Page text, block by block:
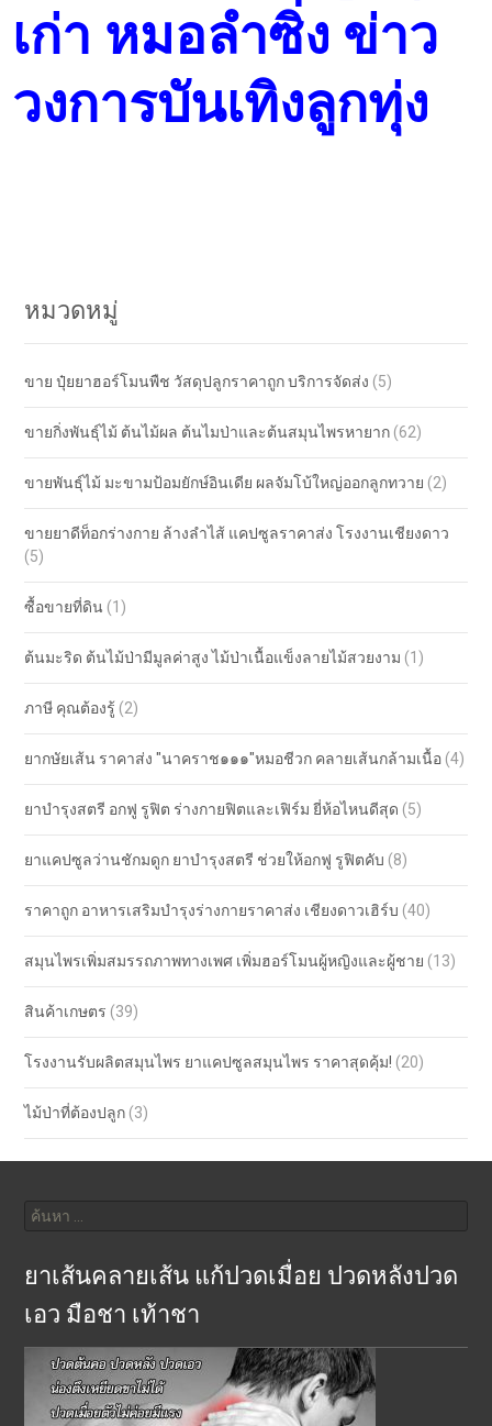
เก่า หมอลำซิ่ง ข่าว
วงการบันเทิงลูกทุ่ง
หมวดหมู่
ขาย ปุ๋ยยาฮอร์โมนพืช วัสดุปลูกราคาถูก บริการจัดส่ง (5)
ขายกิ่งพันธุ์ไม้ ต้นไม้ผล ต้นไมป่าและต้นสมุนไพรหายาก (62)
ขายพันธุ์ไม้ มะขามป้อมยักษ์อินเดีย ผลจัมโบ้ใหญ่ออกลูกทวาย (2)
ขายยาดีท็อกร่างกาย ล้างลำไส้ แคปซูลราคาส่ง โรงงานเชียงดาว
(5)
ซื้อขายที่ดิน (1)
ต้นมะริด ต้นไม้ป่ามีมูลค่าสูง ไม้ป่าเนื้อแข็งลายไม้สวยงาม (1)
ภาษี คุณต้องรู้ (2)
ยากษัยเส้น ราคาส่ง "นาคราช๑๑๑"หมอชีวก คลายเส้นกล้ามเนื้อ (4)
ยาบำรุงสตรี อกฟู รูฟิต ร่างกายฟิตและเฟิร์ม ยี่ห้อไหนดีสุด (5)
ยาแคปซูลว่านชักมดูก ยาบำรุงสตรี ช่วยให้อกฟู รูฟิตคับ (8)
ราคาถูก อาหารเสริมบำรุงร่างกายราคาส่ง เชียงดาวเฮิร์บ (40)
สมุนไพรเพิ่มสมรรถภาพทางเพศ เพิ่มฮอร์โมนผู้หญิงและผู้ชาย (13)
สินค้าเกษตร (39)
โรงงานรับผลิตสมุนไพร ยาแคปซูลสมุนไพร ราคาสุดคุ้ม! (20)
ไม้ป่าที่ต้องปลูก (3)
สำหรับ:
ยาเส้นคลายเส้น แก้ปวดเมื่อย ปวดหลังปวด
เอว มือชา เท้าชา